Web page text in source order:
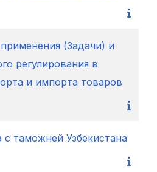
(Задачи) и
регулирования в
и импорта товаров
с таможней Узбекистана